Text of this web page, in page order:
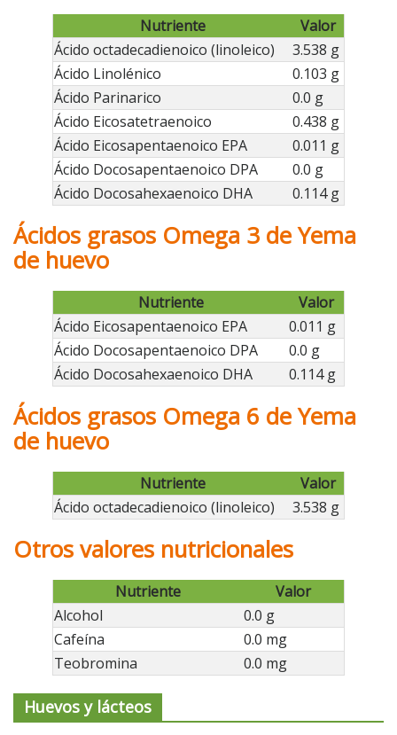
Nutriente
Valor
Ácido octadecadienoico (linoleico)
3.538 g
Ácido Linolénico
0.103 g
Ácido Parinarico
0.0 g
Ácido Eicosatetraenoico
0.438 g
Ácido Eicosapentaenoico EPA
0.011 g
Ácido Docosapentaenoico DPA
0.0 g
Ácido Docosahexaenoico DHA
0.114 g
Ácidos grasos Omega 3 de Yema
de huevo
Nutriente
Valor
Ácido Eicosapentaenoico EPA
0.011 g
Ácido Docosapentaenoico DPA
0.0 g
Ácido Docosahexaenoico DHA
0.114 g
Ácidos grasos Omega 6 de Yema
de huevo
Nutriente
Valor
Ácido octadecadienoico (linoleico)
3.538 g
Otros valores nutricionales
Nutriente
Valor
Alcohol
0.0 g
Cafeína
0.0 mg
Teobromina
0.0 mg
Huevos y lácteos